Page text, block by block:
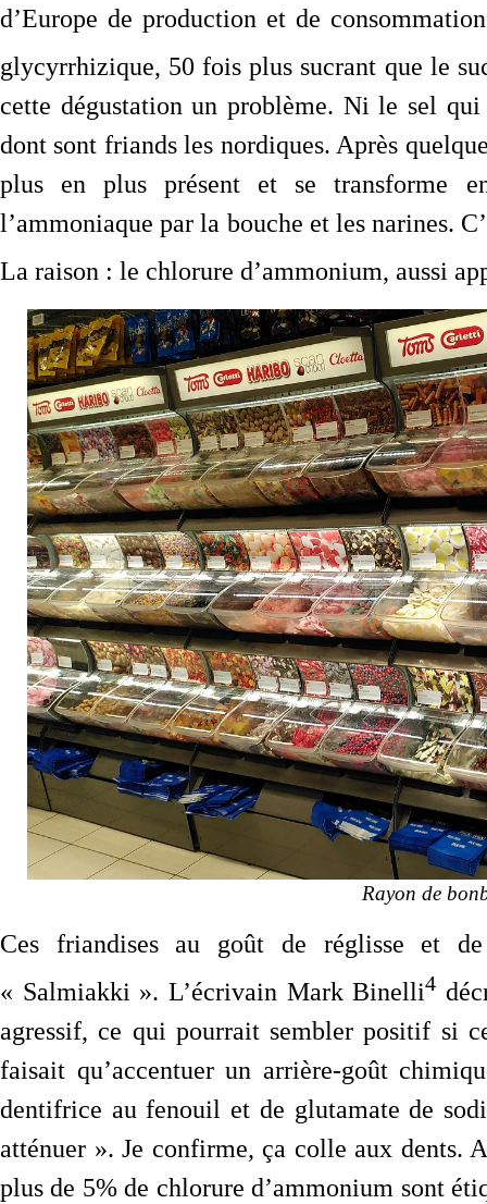
d’Europe de production et de consommation
glycyrrhizique, 50 fois plus sucrant que le
cette dégustation un problème. Ni le sel qui
dont sont friands les nordiques. Après
plus en plus présent et se transforme
l’ammoniaque par la bouche et les narines.
La raison : le chlorure d’ammonium, aussi
Rayon de
Ces friandises au goût de réglisse et
« Salmiakki ». L’écrivain Mark Binelli4
agressif, ce qui pourrait sembler positif si
faisait qu’accentuer un arrière-goût
dentifrice au fenouil et de glutamate de
atténuer ». Je confirme, ça colle aux dents.
plus de 5% de chlorure d’ammonium sont